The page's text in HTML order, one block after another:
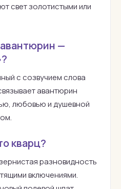
свет золотистыми или
—
с созвучием слова
авантюрин
любовью и душевной
кварц?
разновидность
включениями.